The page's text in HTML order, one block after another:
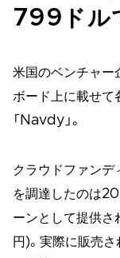
799ドル
米国のベンチャー
ボード上に載せて
「Navdy」。
クラウドファン
を調達したのは
ーンとして提供
円)。実際に販売